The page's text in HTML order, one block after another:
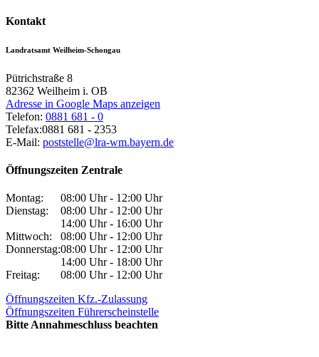
Kontakt
Landratsamt Weilheim-Schongau
Pütrichstraße 8
82362 Weilheim i. OB
Adresse in Google Maps anzeigen
Telefon: 0881 681 - 0
Telefax:0881 681 - 2353
E-Mail: poststelle@lra-wm.bayern.de
Öffnungszeiten Zentrale
Montag:
08:00 Uhr - 12:00 Uhr
Dienstag:
08:00 Uhr - 12:00 Uhr
14:00 Uhr - 16:00 Uhr
Mittwoch:
08:00 Uhr - 12:00 Uhr
Donnerstag:08:00 Uhr - 12:00 Uhr
14:00 Uhr - 18:00 Uhr
Freitag:
08:00 Uhr - 12:00 Uhr
Öffnungszeiten Kfz.-Zulassung
Öffnungszeiten Führerscheinstelle
Bitte Annahmeschluss beachten